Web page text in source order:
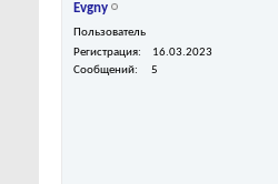
Evgny
Пользователь
Регистрация
16.03.2023
Сообщений
5